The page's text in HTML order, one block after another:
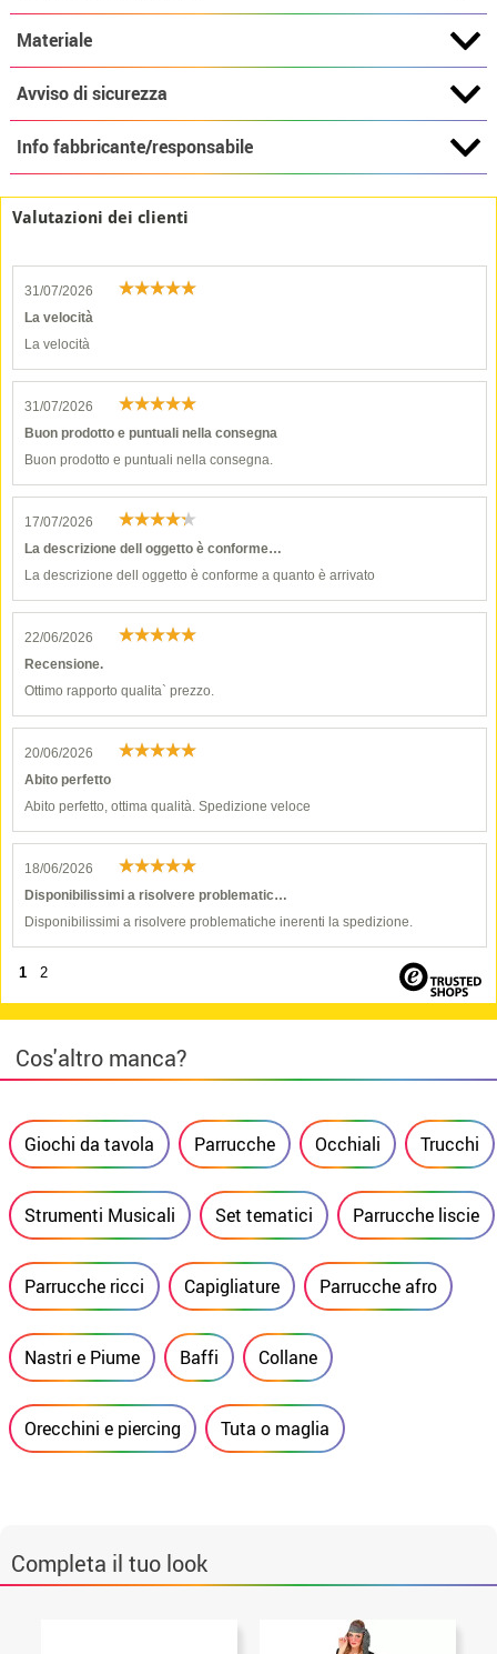
Materiale
Avviso di sicurezza
Info fabbricante/responsabile
Valutazioni dei clienti
31/07/2026
La velocità
La velocità
31/07/2026
Buon prodotto e puntuali nella consegna
Buon prodotto e puntuali nella consegna.
17/07/2026
La descrizione dell oggetto è conforme…
La descrizione dell oggetto è conforme a quanto è arrivato
22/06/2026
Recensione.
Ottimo rapporto qualita` prezzo.
20/06/2026
Abito perfetto
Abito perfetto, ottima qualità. Spedizione veloce
18/06/2026
Disponibilissimi a risolvere problematic…
Disponibilissimi a risolvere problematiche inerenti la spedizione.
1 2
Cos'altro manca?
Giochi da tavola Parrucche Occhiali Trucchi
Strumenti Musicali Set tematici Parrucche liscie
Parrucche ricci Capigliature Parrucche afro
Nastri e Piume Baffi Collane
Orecchini e piercing Tuta o maglia
Completa il tuo look